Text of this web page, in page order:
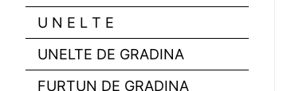
U N E L T E
UNELTE DE GRADINA
FURTUN DE GRADINA